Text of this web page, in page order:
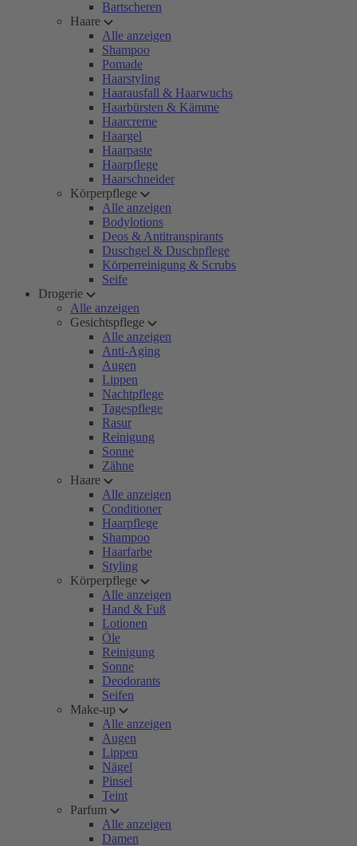
Bartscheren
Haare
Alle anzeigen
Shampoo
Pomade
Haarstyling
Haarausfall & Haarwuchs
Haarbürsten & Kämme
Haarcreme
Haargel
Haarpaste
Haarpflege
Haarschneider
Körperpflege
Alle anzeigen
Bodylotions
Deos & Antitranspirants
Duschgel & Duschpflege
Körperreinigung & Scrubs
Seife
Drogerie
Alle anzeigen
Gesichtspflege
Alle anzeigen
Anti-Aging
Augen
Lippen
Nachtpflege
Tagespflege
Rasur
Reinigung
Sonne
Zähne
Haare
Alle anzeigen
Conditioner
Haarpflege
Shampoo
Haarfarbe
Styling
Körperpflege
Alle anzeigen
Hand & Fuß
Lotionen
Öle
Reinigung
Sonne
Deodorants
Seifen
Make-up
Alle anzeigen
Augen
Lippen
Nägel
Pinsel
Teint
Parfum
Alle anzeigen
Damen